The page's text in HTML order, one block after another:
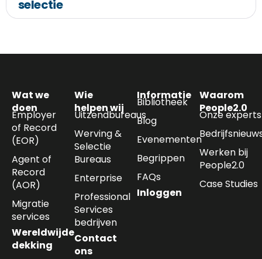
selectie
Wat we
doen
Employer
of Record
(EOR)
Agent of
Record
(AOR)
Migratie
services
Wereldwijde
dekking
Wie
helpen wij
Uitzendbureaus
Werving &
Selectie
Bureaus
Enterprise
Professional
Services
bedrijven
Contact
ons
Informatie
Bibliotheek
Blog
Evenementen
Begrippen
FAQs
Inloggen
Waarom
People2.0
Onze experts
Werken bij
People2.0
Case Studies